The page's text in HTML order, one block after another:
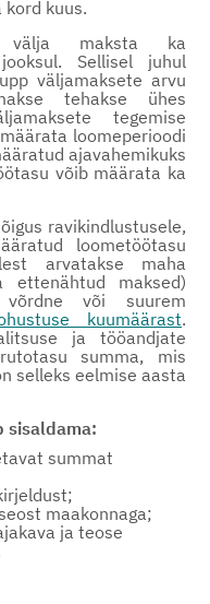
kord kuus.
välja maksta ka
Sellisel juhul
väljamaksete arvu
tehakse ühes
tegemise
loomeperioodi
ajavahemikuks
võib määrata ka
ravikindlustusele,
loometöötasu
arvatakse maha
ettenähtud maksed)
või suurem
kuumäärast.
ja tööandjate
summa, mis
selleks eelmise aasta
sisaldama:
summat
maakonnaga;
ja teose